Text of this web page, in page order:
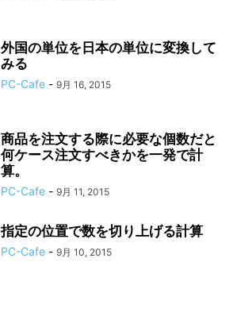
外国の単位を日本の単位に変換して
みる
PC-Cafe - 9月 16, 2015
商品を注文する際に必要な個数だと
何ケース注文すべきかを一発で計
算。
PC-Cafe - 9月 11, 2015
指定の位置で数を切り上げる計算
PC-Cafe - 9月 10, 2015